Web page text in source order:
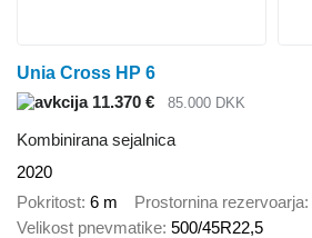
Unia Cross HP 6
11.370 €
85.000 DKK
Kombinirana sejalnica
2020
Pokritost 6 m Prostornina rezervoarja
Velikost pnevmatike 500/45R22,5